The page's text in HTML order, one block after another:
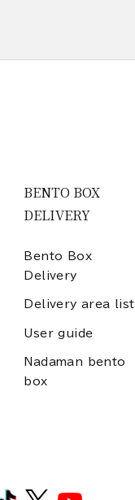
BENTO BOX
DELIVERY
Bento Box
Delivery
Delivery area list
User guide
Nadaman bento
box